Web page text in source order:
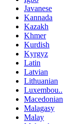
Javanese
Kannada
Kazakh
Khmer
Kurdish
Kyrgyz
Latin
Latvian
Lithuanian
Luxembou..
Macedonian
Malagasy
Malay